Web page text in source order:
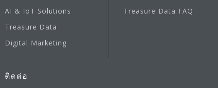
AI & IoT Solutions
Treasure Data
Digital Marketing
Treasure Data FAQ
ติดต่อ